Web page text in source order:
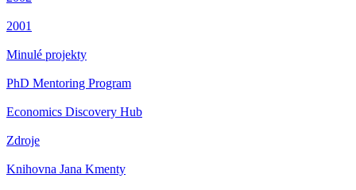
2001
Minulé projekty
PhD Mentoring Program
Economics Discovery Hub
Zdroje
Knihovna Jana Kmenty